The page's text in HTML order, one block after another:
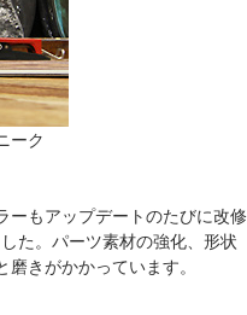
ーク
ーもアップデートのたびに改修
た。パーツ素材の強化、形状
きがかかっています。